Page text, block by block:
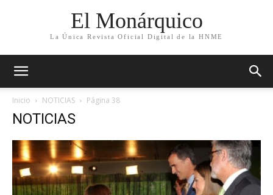
El Monárquico
La Única Revista Oficial Digital de la HNME
Inicio NOTICIAS Página 38
NOTICIAS